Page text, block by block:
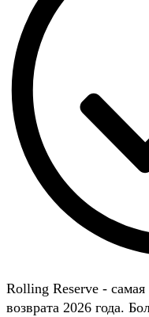
Rolling Reserve -
возврата 2026 года.